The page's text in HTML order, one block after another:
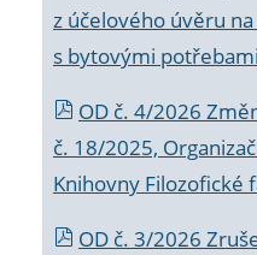
z účelového úvěru
s bytovými
OD č. 4/2026
č. 18/2025,
Knihovny Filozofické
OD č. 3/2026